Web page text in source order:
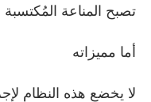
تصبح المناعة
أما مميزاته
لا يخضع هذه النظام